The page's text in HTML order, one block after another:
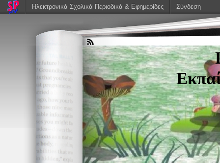
Ηλεκτρονικά Σχολικά Περιοδικά & Εφημερίδες Σύνδεση